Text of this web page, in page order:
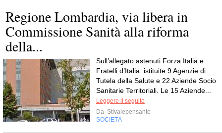
Regione Lombardia, via libera in
Commissione Sanità alla riforma
della...
Sull’allegato astenuti Forza Italia e
Fratelli d’Italia: istituite 9 Agenzie di
Tutela della Salute e 22 Aziende Socio
Sanitarie Territoriali. Le 15 Aziende...
Leggere il seguito
Da Stivalepensante
SOCIETÀ